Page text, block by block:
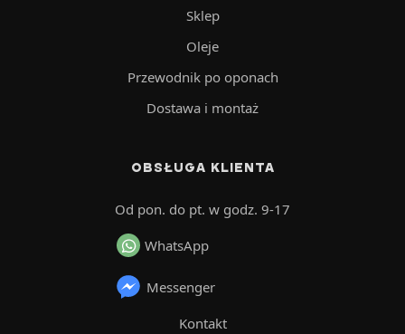
Sklep
Oleje
Przewodnik po oponach
Dostawa i montaż
OBSŁUGA KLIENTA
Od pon. do pt. w godz. 9-17
WhatsApp
Messenger
Kontakt